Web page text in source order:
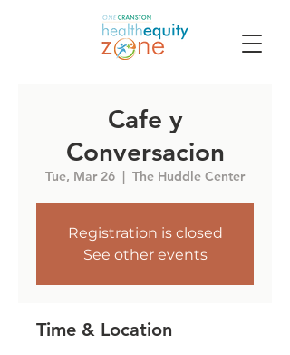
Cafe y
Conversacion
Tue, Mar 26
  |
The Huddle Center
Registration is closed
See other events
Time & Location